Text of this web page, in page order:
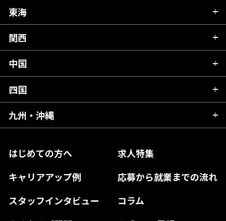
はじめての方へ
求人特集
キャリアアップ例
応募から就業までの流れ
スタッフインタビュー
コラム
秋田県
岩手県
宮城県
福島県
栃木県
群馬県
埼玉県
千葉県
東京都
神奈川県
新潟県
富山県
石川県
山梨県
長野県
東海
岐阜県
静岡県
愛知県
関西
滋賀県
京都府
大阪府
奈良県
和歌山県
中国
広島県
岡山県
島根県
山口県
四国
愛媛県
徳島県
九州・沖縄